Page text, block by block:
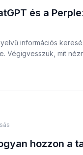
és a
információs
Végigvesszük, mit
hozzon a